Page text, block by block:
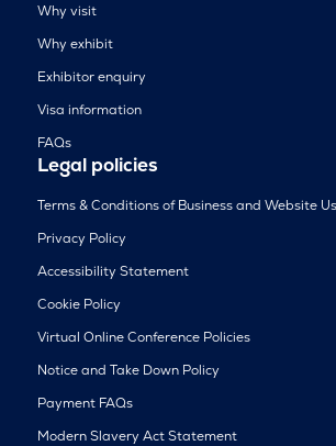
Why visit
Why exhibit
Exhibitor enquiry
Visa information
FAQs
Legal policies
Terms & Conditions of Business and Website
Privacy Policy
Accessibility Statement
Cookie Policy
Virtual Online Conference Policies
Notice and Take Down Policy
Payment FAQs
Modern Slavery Act Statement